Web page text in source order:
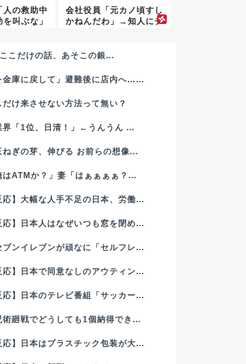
人の救助中
叫ぶな」
会社役員「元カノ頃すし
かねんだわ」→知人にチ
こだけの話、あそこの銀...
金庫に戻して」避難後に店内へ…...
だけ来させない方法って無い？
界「1位、日清！」←うんうん ...
ねぎの芽、伸びる お前らの想像...
はATMか？」妻「はぁぁぁぁ？...
応】大幅な人手不足の日本、労働...
応】日本人はなぜいつも窓を閉め...
ブンイレブンが頑なに「セルフレ...
応】日本で同意なしのアウティン...
応】日本のテレビ番組「サッカー...
術廻戦でどうしても1個納得でき...
応】日本はプラスチック包装が大...